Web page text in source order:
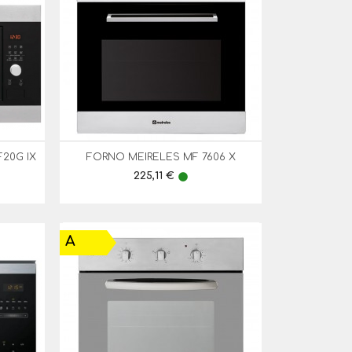
IX
FORNO MEIRELES MF 7606 X
Preço
225,11 € lens
 Vista Rápida
A